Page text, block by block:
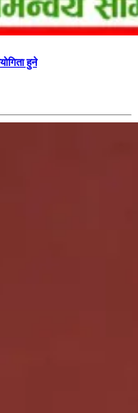
हुने